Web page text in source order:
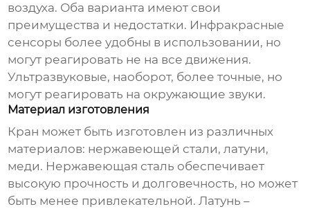
воздуха. Оба варианта имеют свои
преимущества и недостатки. Инфракрасные
сенсоры более удобны в использовании, но
могут реагировать не на все движения.
Ультразвуковые, наоборот, более точные, но
могут реагировать на окружающие звуки.
Материал изготовления
Кран может быть изготовлен из различных
материалов: нержавеющей стали, латуни,
меди. Нержавеющая сталь обеспечивает
высокую прочность и долговечность, но может
быть менее привлекательной. Латунь –